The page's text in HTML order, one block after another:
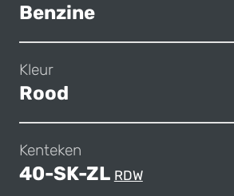
Benzine
Kleur
Rood
Kenteken
40-SK-ZL RDW